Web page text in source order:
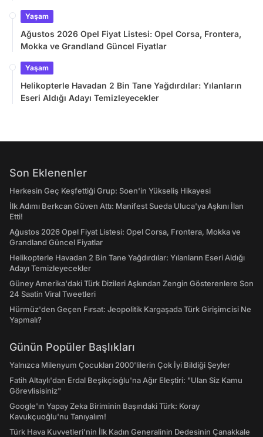
Yaşam
Ağustos 2026 Opel Fiyat Listesi: Opel Corsa, Frontera,
Mokka ve Grandland Güncel Fiyatlar
Yaşam
Helikopterle Havadan 2 Bin Tane Yağdırdılar: Yılanların
Eseri Aldığı Adayı Temizleyecekler
Son Eklenenler
Herkesin Geç Keşfettiği Grup: Soen'in Yükseliş Hikayesi
İlk Adımı Berkcan Güven Attı: Manifest Sueda Uluca'ya Aşkını İlan
Etti!
Ağustos 2026 Opel Fiyat Listesi: Opel Corsa, Frontera, Mokka ve
Grandland Güncel Fiyatlar
Helikopterle Havadan 2 Bin Tane Yağdırdılar: Yılanların Eseri Aldığı
Adayı Temizleyecekler
Güney Amerika'daki Türk Dizileri Aşkından Zengin Gösterenlere Son
24 Saatin Viral Tweetleri
Hürmüz'den Geçen Fırsat: Jeopolitik Kargaşada Türk Girişimcisi Ne
Yapmalı?
Günün Popüler Başlıkları
Yalnızca Milenyum Çocukları 2000'lilerin Çok İyi Bildiği Şeyler
Fatih Altaylı'dan Erdal Beşikçioğlu'na Ağır Eleştiri: "Ulan Siz Kamu
Görevlisisiniz"
Google'ın Yapay Zeka Biriminin Başındaki Türk: Koray
Kavukçuoğlu'nu Tanıyalım!
Türk Hava Kuvvetleri'nin İlk Kadın Generalinin Dedesinin Çanakkale